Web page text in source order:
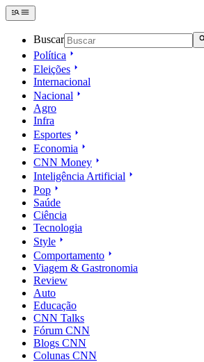
Buscar
Política
Eleições
Internacional
Nacional
Agro
Infra
Esportes
Economia
CNN Money
Inteligência Artificial
Pop
Saúde
Ciência
Tecnologia
Style
Comportamento
Viagem & Gastronomia
Review
Auto
Educação
CNN Talks
Fórum CNN
Blogs CNN
Colunas CNN